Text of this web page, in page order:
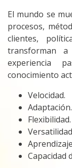
El mundo se
procesos,
clientes,
transforman
experiencia
conocimiento
Velocidad.
Adaptación.
Flexibilidad.
Capacidad